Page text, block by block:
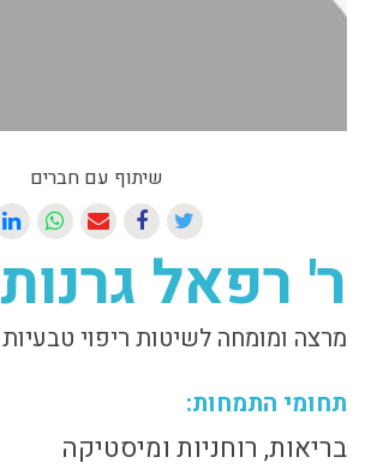
שיתוף עם חברים
ר' רפאל גרנות
מרצה ומומחה לשיטות ריפוי טבעיות
תחומי התמחות:
בריאות, רוחניות ומיסטיקה